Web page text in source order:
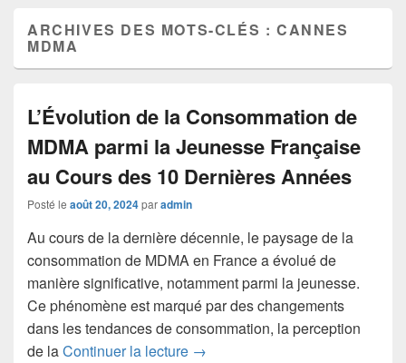
ARCHIVES DES MOTS-CLÉS :CANNES
MDMA
L’Évolution de la Consommation de
MDMA parmi la Jeunesse Française
au Cours des 10 Dernières Années
Posté le août 20, 2024paradmin
Au cours de la dernière décennie, le paysage de la
consommation de MDMA en France a évolué de
manière significative, notamment parmi la jeunesse.
Ce phénomène est marqué par des changements
dans les tendances de consommation, la perception
de laContinuer la lecture L’Évolution de la
→